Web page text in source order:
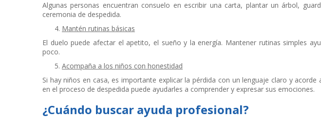
Algunas personas encuentran consuelo en escribir una carta, plantar un árbol,
ceremonia de despedida.
Mantén rutinas básicas
El duelo puede afectar el apetito, el sueño y la energía. Mantener rutinas simples
poco.
Acompaña a los niños con honestidad
Si hay niños en casa, es importante explicar la pérdida con un lenguaje claro y
en el proceso de despedida puede ayudarles a comprender y expresar sus emociones.
¿Cuándo buscar ayuda profesional?